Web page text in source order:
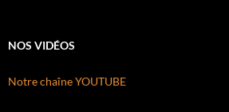
NOS VIDÉOS
Notre chaîne YOUTUBE